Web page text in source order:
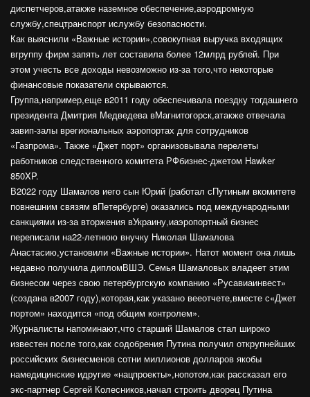
диспетчеров,атакже наземное обеспечение,аэродромную
службу,спецтранспорт ислужбу безопасности.
Как выяснили «Важные истории»,совокупная выручка входящих
вгруппу фирм запять лет составила более 12млрд рублей. При
этом учесть все доходы невозможно из-за того,что некоторые
финансовые показатели скрываются.
Группа,например,еще в2011 году обеспечивала поездку тогдашнего
президента Дмитрия Медведева вМагнитогорск,атакже отвечала
завип-залы врегиональных аэропортах для сотрудников
«Газпрома». Также «Джет порт» организовывала перелеты
работников следственного комитета РФбизнес-джетом Hawker
850XP.
В2022 году Шамалов иего сын Юрий (работал сПутиным вкомитете
повнешним связям вПетербурге) оказались под международными
санкциями из-за вторжения вУкраину,иаэропортный бизнес
переписали на22-летнюю внучку Николая Шамалова
Анастасию,установили «Важные истории». Натот момент она лишь
недавно получила дипломВШЭ. Семья Шамаловых владеет этим
бизнесом через свою петербургскую компанию «Русавиаинвест»
(создана в2007 году),которая,как указано вееотчете,вместе с«Джет
портом» находится «под общим контролем».
Журналисты напоминают,что старший Шамалов стал широко
известен после того,как содобрения Путина получил открупнейших
российских бизнесменов сотни миллионов долларов якобы
намедицинские идругие «нацпроекты»,нопотом,как рассказал его
экс-партнер Сергей Колесников,начал строить дворец Путина